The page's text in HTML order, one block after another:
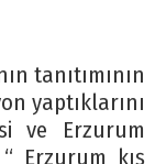
tanıtımının
yaptıklarını
ve Erzurum
Erzurum kış